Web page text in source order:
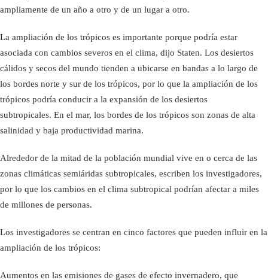
ampliamente de un año a otro y de un lugar a otro.
La ampliación de los trópicos es importante porque podría estar
asociada con cambios severos en el clima, dijo Staten. Los desiertos
cálidos y secos del mundo tienden a ubicarse en bandas a lo largo de
los bordes norte y sur de los trópicos, por lo que la ampliación de los
trópicos podría conducir a la expansión de los desiertos
subtropicales. En el mar, los bordes de los trópicos son zonas de alta
salinidad y baja productividad marina.
Alrededor de la mitad de la población mundial vive en o cerca de las
zonas climáticas semiáridas subtropicales, escriben los investigadores,
por lo que los cambios en el clima subtropical podrían afectar a miles
de millones de personas.
Los investigadores se centran en cinco factores que pueden influir en la
ampliación de los trópicos:
Aumentos en las emisiones de gases de efecto invernadero, que